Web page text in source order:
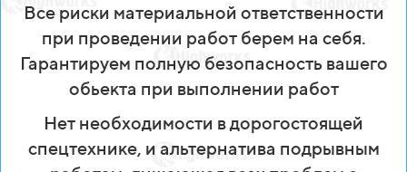
Все риски материальной ответственности
при проведении работ берем на себя.
Гарантируем полную безопасность вашего
обьекта при выполнении работ
Нет необходимости в дорогостоящей
спецтехнике, и альтернатива подрывным